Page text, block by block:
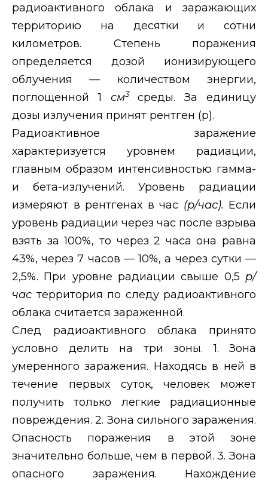
радиоактивного облака и заражающих
территорию на десятки и сотни
километров. Степень поражения
определяется дозой ионизирующего
облучения — количеством энергии,
поглощенной 1 см3 среды. За единицу
дозы излучения принят рентген (р).
Радиоактивное заражение
характеризуется уровнем радиации,
главным образом интенсивностью гамма-
и бета-излучений. Уровень радиации
измеряют в рентгенах в час (р/час). Если
уровень радиации через час после взрыва
взять за 100%, то через 2 часа она равна
43%, через 7 часов — 10%, а через сутки —
2,5%. При уровне радиации свыше 0,5 р/
час территория по следу радиоактивного
облака считается зараженной.
След радиоактивного облака принято
условно делить на три зоны. 1. Зона
умеренного заражения. Находясь в ней в
течение первых суток, человек может
получить только легкие радиационные
повреждения. 2. Зона сильного заражения.
Опасность поражения в этой зоне
значительно больше, чем в первой. 3. Зона
опасного заражения. Нахождение